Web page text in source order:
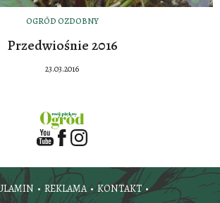
OGRÓD OZDOBNY
Przedwiośnie 2016
23.03.2016
REKLAMA
KONTAKT